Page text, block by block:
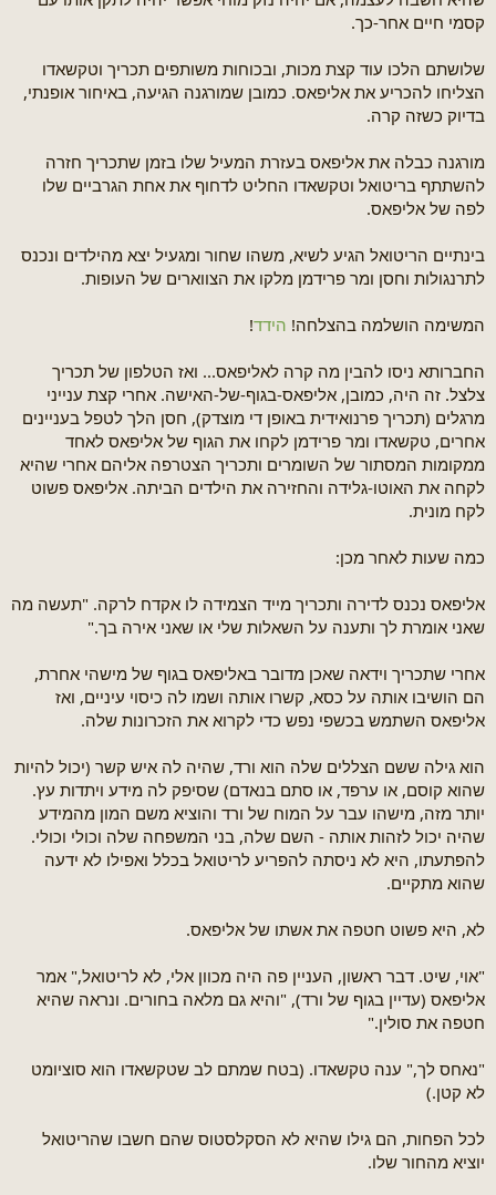
קסמי חיים אחר-כך.
שלושתם הלכו עוד קצת מכות, ובכוחות משותפים תכריך וטקשאדו
הצליחו להכריע את אליפאס. כמובן שמורגנה הגיעה, באיחור אופנתי,
בדיוק כשזה קרה.
מורגנה כבלה את אליפאס בעזרת המעיל שלו בזמן שתכריך חזרה
להשתתף בריטואל וטקשאדו החליט לדחוף את אחת הגרביים שלו
לפה של אליפאס.
בינתיים הריטואל הגיע לשיא, משהו שחור ומגעיל יצא מהילדים ונכנס
לתרנגולות וחסן ומר פרידמן מלקו את הצווארים של העופות.
המשימה הושלמה בהצלחה! הידד!
החברותא ניסו להבין מה קרה לאליפאס... ואז הטלפון של תכריך
צלצל. זה היה, כמובן, אליפאס-בגוף-של-האישה. אחרי קצת ענייני
מרגלים (תכריך פרנואידית באופן די מוצדק), חסן הלך לטפל בעניינים
אחרים, טקשאדו ומר פרידמן לקחו את הגוף של אליפאס לאחד
ממקומות המסתור של השומרים ותכריך הצטרפה אליהם אחרי שהיא
לקחה את האוטו-גלידה והחזירה את הילדים הביתה. אליפאס פשוט
לקח מונית.
כמה שעות לאחר מכן:
אליפאס נכנס לדירה ותכריך מייד הצמידה לו אקדח לרקה. "תעשה מה
שאני אומרת לך ותענה על השאלות שלי או שאני אירה בך."
אחרי שתכריך וידאה שאכן מדובר באליפאס בגוף של מישהי אחרת,
הם הושיבו אותה על כסא, קשרו אותה ושמו לה כיסוי עיניים, ואז
אליפאס השתמש בכשפי נפש כדי לקרוא את הזכרונות שלה.
הוא גילה ששם הצללים שלה הוא ורד, שהיה לה איש קשר (יכול להיות
שהוא קוסם, או ערפד, או סתם בנאדם) שסיפק לה מידע ויתדות עץ.
יותר מזה, מישהו עבר על המוח של ורד והוציא משם המון מהמידע
שהיה יכול לזהות אותה - השם שלה, בני המשפחה שלה וכולי וכולי.
להפתעתו, היא לא ניסתה להפריע לריטואל בכלל ואפילו לא ידעה
שהוא מתקיים.
לא, היא פשוט חטפה את אשתו של אליפאס.
"אוי, שיט. דבר ראשון, העניין פה היה מכוון אלי, לא לריטואל," אמר
אליפאס (עדיין בגוף של ורד), "והיא גם מלאה בחורים. ונראה שהיא
חטפה את סולין."
"נאחס לך," ענה טקשאדו. (בטח שמתם לב שטקשאדו הוא סוציומט
לא קטן.)
לכל הפחות, הם גילו שהיא לא הסקלסטוס שהם חשבו שהריטואל
יוציא מהחור שלו.